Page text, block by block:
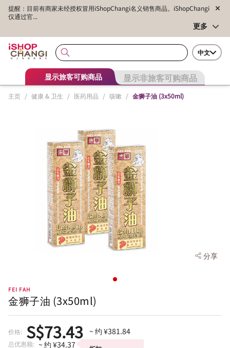
提醒：目前有商家未经授权冒用iShopChangi名义销售商品。iShopChangi
仅通过官...
更多
中文
显示旅客可购商品 显示非旅客可购商品
主页 / 健康 & 卫生 / 医药用品 / 咳嗽 / 金狮子油 (3x50ml)
分享
FEI FAH
金狮子油 (3x50ml)
价格: S$73.43 ~ 约 ¥381.84
总优惠额: ~ 约 ¥34.37